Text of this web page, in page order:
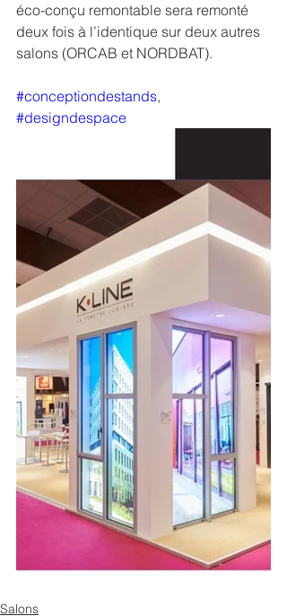
éco-conçu remontable sera remonté
deux fois à l’identique sur deux autres
salons (ORCAB et NORDBAT).
#conceptiondestands,
#designdespace
Salons